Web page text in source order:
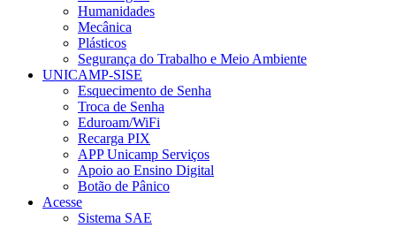
Humanidades
Mecânica
Plásticos
Segurança do Trabalho e Meio Ambiente
UNICAMP-SISE
Esquecimento de Senha
Troca de Senha
Eduroam/WiFi
Recarga PIX
APP Unicamp Serviços
Apoio ao Ensino Digital
Botão de Pânico
Acesse
Sistema SAE